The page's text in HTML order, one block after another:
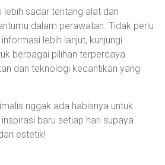
sadar tentang alat dan
dalam perawatan. Tidak perlu
lebih lanjut, kunjungi
berbagai pilihan terpercaya
dan teknologi kecantikan yang
nggak ada habisnya untuk
baru setiap hari supaya
estetik!